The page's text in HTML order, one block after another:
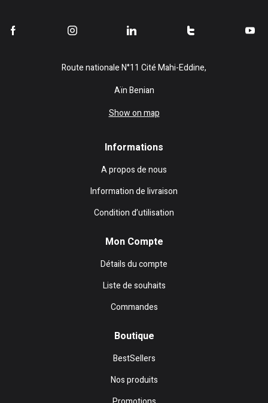
Route nationale N°11 Cité Mahi-Eddine,
Aïn Benian
Show on map
Informations
A propos de nous
Information de livraison
Condition d’utilisation
Mon Compte
Détails du compte
Liste de souhaits
Commandes
Boutique
BestSellers
Nos produits